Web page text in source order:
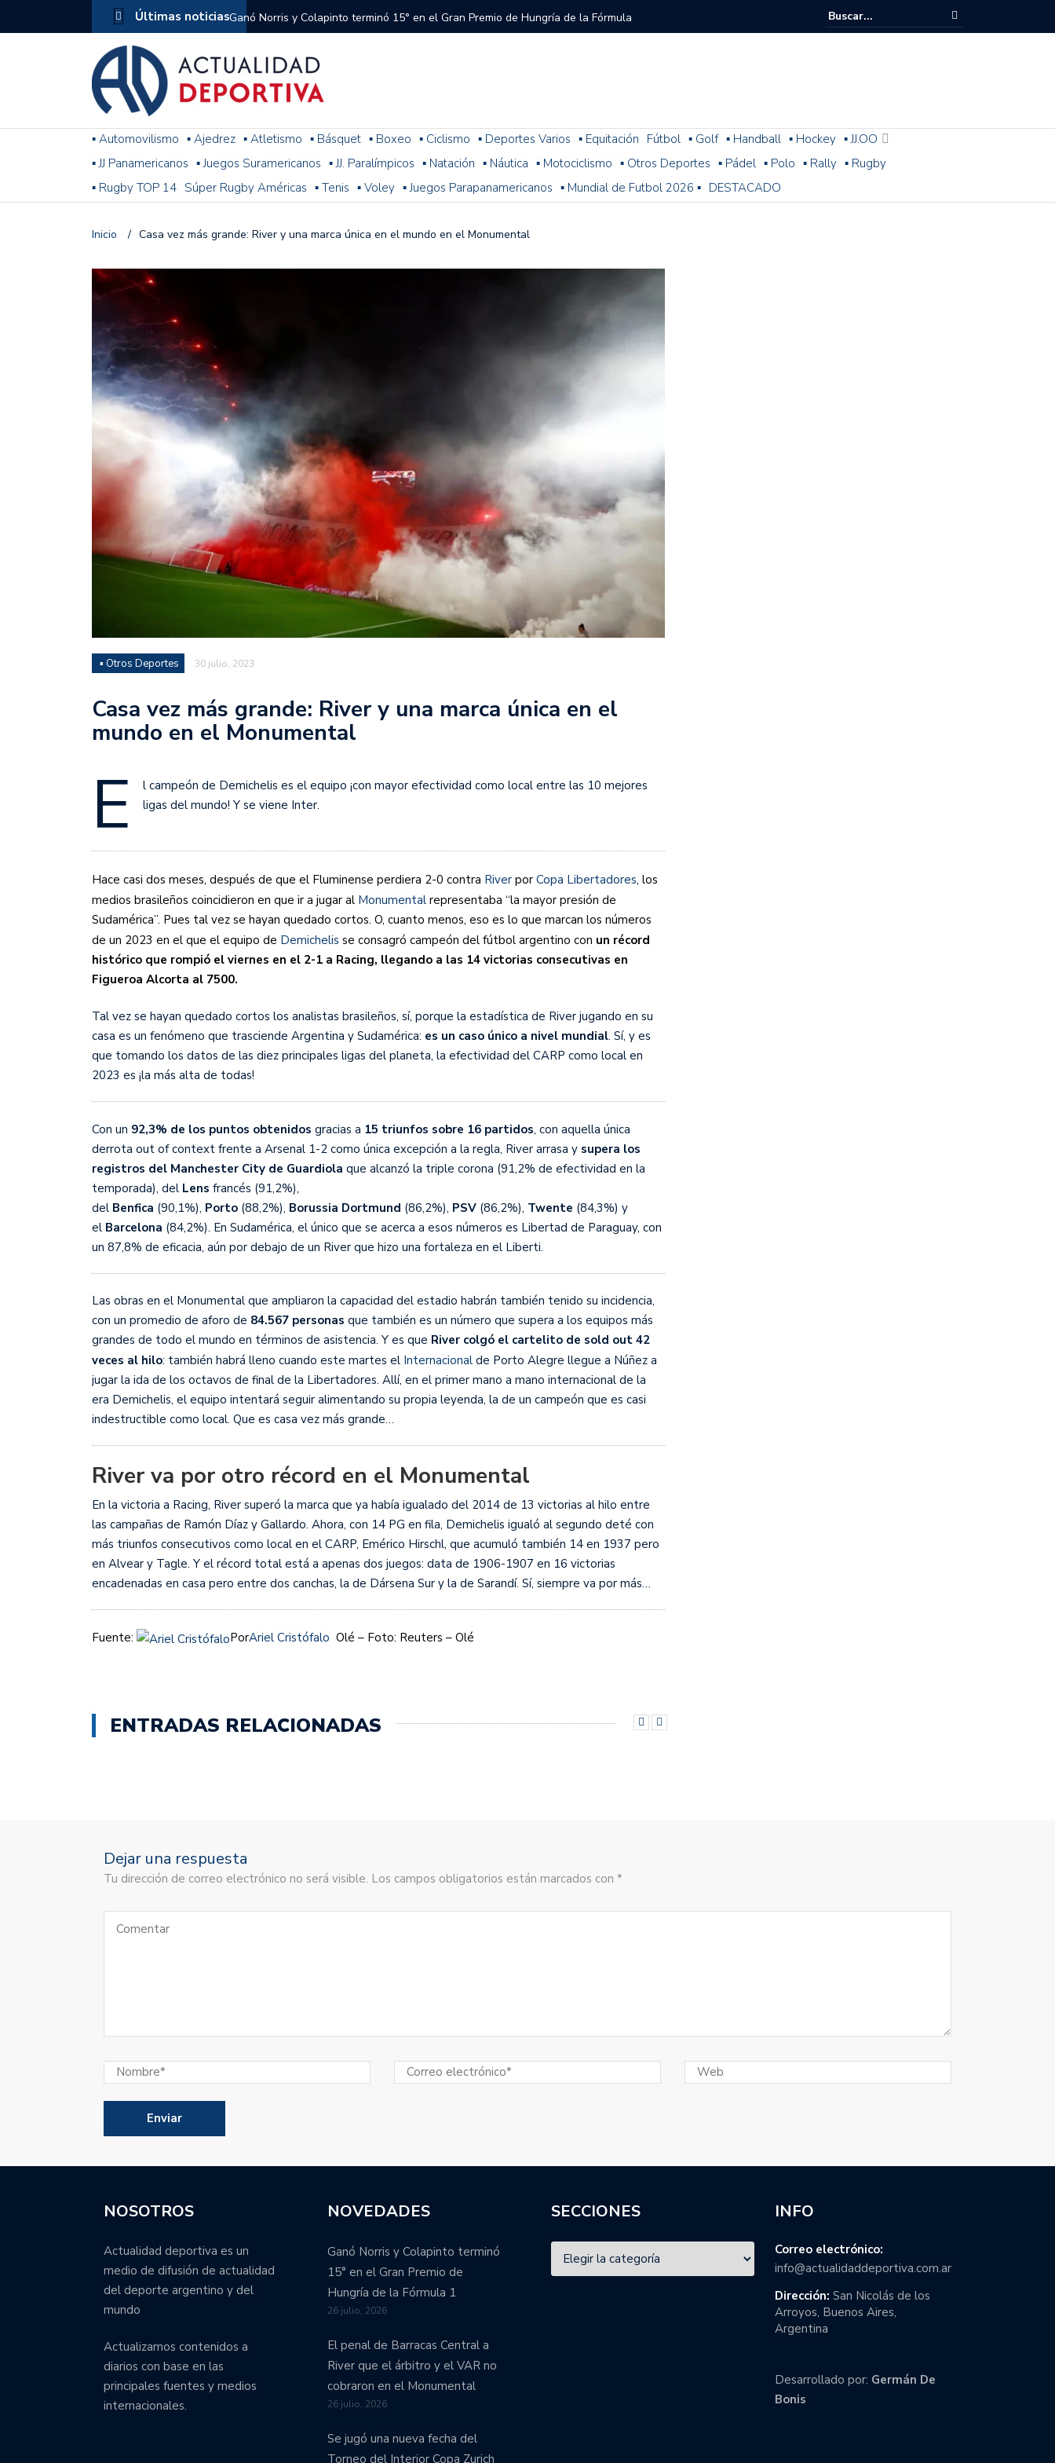
Últimas noticiasGanó Norris y Colapinto terminó 15° en el Gran Premio de Hungría de la Fórmula
1
El penal de Barracas Central a River que el árbitro y el VAR no cobraron en el
Monumental
Se jugó una nueva fecha del Torneo del Interior Copa Zurich
Arrancó el Torneo Clausura: resultados, posiciones y cómo sigue la fecha 1
Franco Colapinto giró sin problemas y terminó 14° la última práctica para el
Racing le ganó a Gimnasia 2-1 con Miljevic como figura, pero el árbitro Ramírez
Juan Fernando Quintero rescindió su contrato con River: “Quedará para siempre
Nicolás Otamendi regresa al fútbol argentino después de 16 años: del orgullo
de Vélez a la pasión por River
Boca ganó con lo justo ante O’Higgins gracias a la jerarquía de Paredes: una
diferencia y un juego que no dan paz para ir a Rancagua
El Nacional de Clubes A llega a Córdoba con el histórico regreso de Diego
Simonet
Lista de la selección femenina de Argentina para la Copa Mundial de Hockey FIH
Lista de la selección masculina de Argentina para la Copa Mundial de Hockey
Sudamericana
▪ Automovilismo ▪ Ajedrez ▪ Atletismo ▪ Básquet ▪ Boxeo ▪ Ciclismo ▪ Deportes Varios ▪ Equitación Fútbol ▪ Golf ▪ Handball ▪ Hockey ▪ JJ.OO
▪ JJ Panamericanos ▪ Juegos Suramericanos ▪ JJ. Paralímpicos ▪ Natación ▪ Náutica ▪ Motociclismo ▪ Otros Deportes ▪ Pádel ▪ Polo ▪ Rally ▪ Rugby
▪ Rugby TOP 14 Súper Rugby Américas ▪ Tenis ▪ Voley ▪ Juegos Parapanamericanos ▪ Mundial de Futbol 2026 ▪ DESTACADO
Inicio / Casa vez más grande: River y una marca única en el mundo en el Monumental
▪ Otros Deportes 30 julio, 2023
Casa vez más grande: River y una marca única en el
mundo en el Monumental
E
l campeón de Demichelis es el equipo ¡con mayor efectividad como local entre las 10 mejores
ligas del mundo! Y se viene Inter.
Hace casi dos meses, después de que el Fluminense perdiera 2-0 contra River por Copa Libertadores, los
medios brasileños coincidieron en que ir a jugar al Monumental representaba “la mayor presión de
Sudamérica”. Pues tal vez se hayan quedado cortos. O, cuanto menos, eso es lo que marcan los números
de un 2023 en el que el equipo de Demichelis se consagró campeón del fútbol argentino con un récord
histórico que rompió el viernes en el 2-1 a Racing, llegando a las 14 victorias consecutivas en
Figueroa Alcorta al 7500.
Tal vez se hayan quedado cortos los analistas brasileños, sí, porque la estadística de River jugando en su
casa es un fenómeno que trasciende Argentina y Sudamérica: es un caso único a nivel mundial. Sí, y es
que tomando los datos de las diez principales ligas del planeta, la efectividad del CARP como local en
2023 es ¡la más alta de todas!
Con un 92,3% de los puntos obtenidos gracias a 15 triunfos sobre 16 partidos, con aquella única
derrota out of context frente a Arsenal 1-2 como única excepción a la regla, River arrasa y supera los
registros del Manchester City de Guardiola que alcanzó la triple corona (91,2% de efectividad en la
temporada), del Lens francés (91,2%),
del Benfica (90,1%), Porto (88,2%), Borussia Dortmund (86,2%), PSV (86,2%), Twente (84,3%) y
el Barcelona (84,2%). En Sudamérica, el único que se acerca a esos números es Libertad de Paraguay, con
un 87,8% de eficacia, aún por debajo de un River que hizo una fortaleza en el Liberti.
Las obras en el Monumental que ampliaron la capacidad del estadio habrán también tenido su incidencia,
con un promedio de aforo de 84.567 personas que también es un número que supera a los equipos más
grandes de todo el mundo en términos de asistencia. Y es que River colgó el cartelito de sold out 42
veces al hilo: también habrá lleno cuando este martes el Internacional de Porto Alegre llegue a Núñez a
jugar la ida de los octavos de final de la Libertadores. Allí, en el primer mano a mano internacional de la
era Demichelis, el equipo intentará seguir alimentando su propia leyenda, la de un campeón que es casi
indestructible como local. Que es casa vez más grande…
River va por otro récord en el Monumental
En la victoria a Racing, River superó la marca que ya había igualado del 2014 de 13 victorias al hilo entre
las campañas de Ramón Díaz y Gallardo. Ahora, con 14 PG en fila, Demichelis igualó al segundo deté con
más triunfos consecutivos como local en el CARP, Emérico Hirschl, que acumuló también 14 en 1937 pero
en Alvear y Tagle. Y el récord total está a apenas dos juegos: data de 1906-1907 en 16 victorias
encadenadas en casa pero entre dos canchas, la de Dársena Sur y la de Sarandí. Sí, siempre va por más…
Fuente: PorAriel Cristófalo Olé – Foto: Reuters – Olé
ENTRADAS RELACIONADAS
Dejar una respuesta
Tu dirección de correo electrónico no será visible. Los campos obligatorios están marcados con *
NOSOTROS
Actualidad deportiva es un
medio de difusión de actualidad
del deporte argentino y del
mundo
Actualizamos contenidos a
diarios con base en las
principales fuentes y medios
internacionales.
NOVEDADES
Ganó Norris y Colapinto terminó
15° en el Gran Premio de
Hungría de la Fórmula 1
26 julio, 2026
El penal de Barracas Central a
River que el árbitro y el VAR no
cobraron en el Monumental
26 julio, 2026
Se jugó una nueva fecha del
Torneo del Interior Copa Zurich
SECCIONES INFO
Correo electrónico:
info@actualidaddeportiva.com.ar
Dirección: San Nicolás de los
Arroyos, Buenos Aires,
Argentina
Desarrollado por: Germán De
Bonis